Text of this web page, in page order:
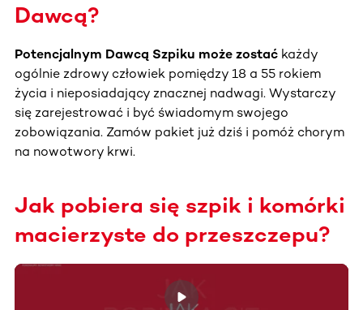
Dawcą?
Potencjalnym Dawcą Szpiku może zostać każdy
ogólnie zdrowy człowiek pomiędzy 18 a 55 rokiem
życia i nieposiadający znacznej nadwagi. Wystarczy
się zarejestrować i być świadomym swojego
zobowiązania. Zamów pakiet już dziś i pomóż chorym
na nowotwory krwi.
Jak pobiera się szpik i komórki
macierzyste do przeszczepu?